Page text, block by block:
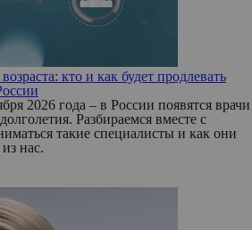
кто и как будет продлевать
2026 года – в России появятся врачи
Разбираемся вместе с
такие специалисты и как они
нас.